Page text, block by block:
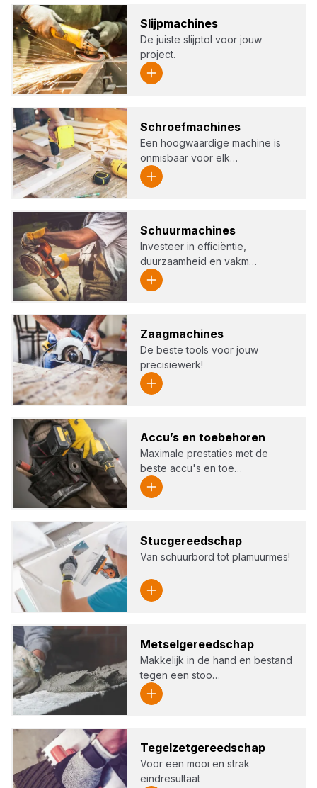
Slijp­ma­chi­nes
De juiste slijptol voor jouw
project.
Schroef­ma­chi­nes
Een hoogwaardige machine is
onmisbaar voor elk…
Schuur­ma­chi­nes
Investeer in efficiëntie,
duurzaamheid en vakm…
Zaag­ma­chi­nes
De beste tools voor jouw
precisiewerk!
Accu’s en toe­be­ho­ren
Maximale prestaties met de
beste accu's en toe…
Stuc­ge­reed­schap
Van schuurbord tot plamuurmes!
Met­sel­ge­reed­schap
Makkelijk in de hand en bestand
tegen een stoo…
Tegel­zet­ge­reed­schap
Voor een mooi en strak
eindresultaat